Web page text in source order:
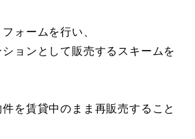
ォームを行い、
ョンとして販売するスキームを
を賃貸中のまま再販売すること